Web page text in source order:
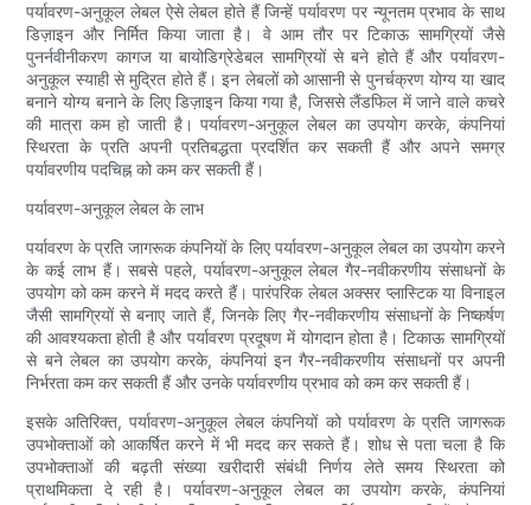
पर्यावरण-अनुकूल लेबल ऐसे लेबल होते हैं जिन्हें पर्यावरण पर न्यूनतम प्रभाव के साथ
डिज़ाइन और निर्मित किया जाता है। वे आम तौर पर टिकाऊ सामग्रियों जैसे
पुनर्नवीनीकरण कागज या बायोडिग्रेडेबल सामग्रियों से बने होते हैं और पर्यावरण-
अनुकूल स्याही से मुद्रित होते हैं। इन लेबलों को आसानी से पुनर्चक्रण योग्य या खाद
बनाने योग्य बनाने के लिए डिज़ाइन किया गया है, जिससे लैंडफिल में जाने वाले कचरे
की मात्रा कम हो जाती है। पर्यावरण-अनुकूल लेबल का उपयोग करके, कंपनियां
स्थिरता के प्रति अपनी प्रतिबद्धता प्रदर्शित कर सकती हैं और अपने समग्र
पर्यावरणीय पदचिह्न को कम कर सकती हैं।
पर्यावरण-अनुकूल लेबल के लाभ
पर्यावरण के प्रति जागरूक कंपनियों के लिए पर्यावरण-अनुकूल लेबल का उपयोग करने
के कई लाभ हैं। सबसे पहले, पर्यावरण-अनुकूल लेबल गैर-नवीकरणीय संसाधनों के
उपयोग को कम करने में मदद करते हैं। पारंपरिक लेबल अक्सर प्लास्टिक या विनाइल
जैसी सामग्रियों से बनाए जाते हैं, जिनके लिए गैर-नवीकरणीय संसाधनों के निष्कर्षण
की आवश्यकता होती है और पर्यावरण प्रदूषण में योगदान होता है। टिकाऊ सामग्रियों
से बने लेबल का उपयोग करके, कंपनियां इन गैर-नवीकरणीय संसाधनों पर अपनी
निर्भरता कम कर सकती हैं और उनके पर्यावरणीय प्रभाव को कम कर सकती हैं।
इसके अतिरिक्त, पर्यावरण-अनुकूल लेबल कंपनियों को पर्यावरण के प्रति जागरूक
उपभोक्ताओं को आकर्षित करने में भी मदद कर सकते हैं। शोध से पता चला है कि
उपभोक्ताओं की बढ़ती संख्या खरीदारी संबंधी निर्णय लेते समय स्थिरता को
प्राथमिकता दे रही है। पर्यावरण-अनुकूल लेबल का उपयोग करके, कंपनियां